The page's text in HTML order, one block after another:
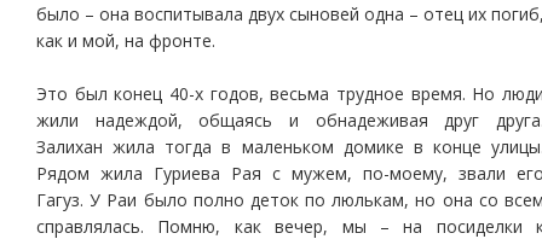
было – она воспитывала двух сыновей одна – отец их
как и мой, на фронте.
Это был конец 40-х годов, весьма трудное время. Но
жили надеждой, общаясь и обнадеживая друг
Залихан жила тогда в маленьком домике в конце
Рядом жила Гуриева Рая с мужем, по-моему, звали
Гагуз. У Раи было полно деток по люлькам, но она со
справлялась. Помню, как вечер, мы – на посиделки